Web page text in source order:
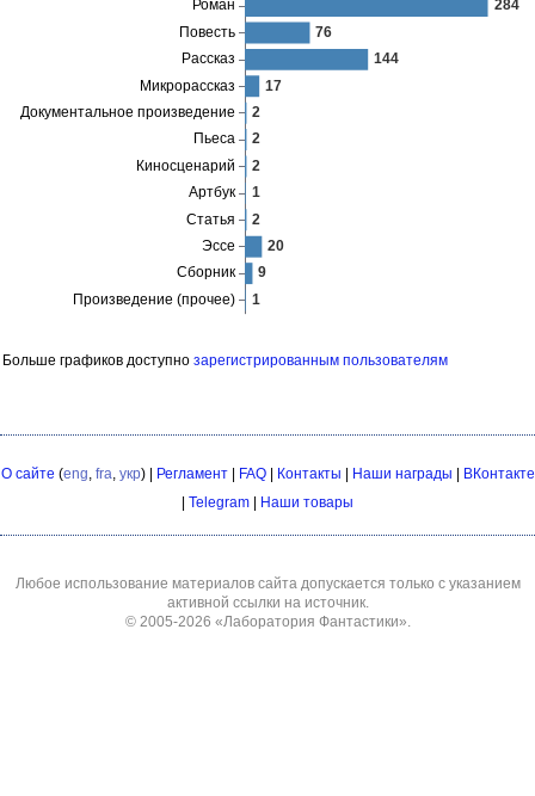
Больше графиков доступно зарегистрированным пользователям
О сайте (eng, fra, укр) | Регламент| FAQ| Контакты Наши награды
ВКонтакте
Telegram Наши товары
Любое использование материалов сайта допускается только с указанием
активной ссылки на источник.
© 2005-2026 «Лаборатория Фантастики».